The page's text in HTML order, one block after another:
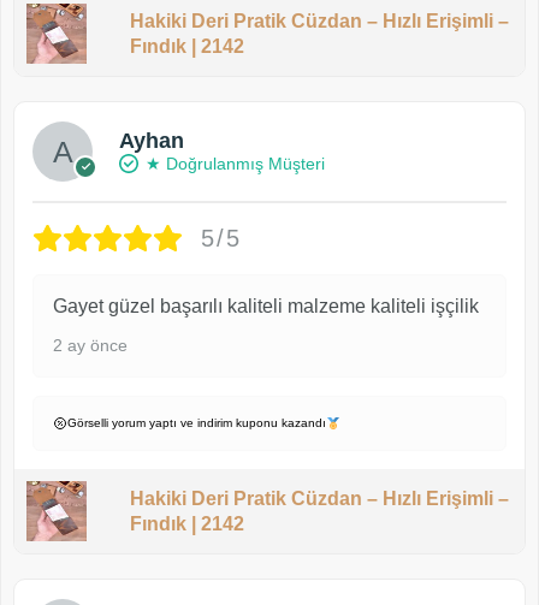
Hakiki Deri Pratik Cüzdan – Hızlı Erişimli –
Fındık | 2142
Ayhan
★ Doğrulanmış Müşteri
5/5
Gayet güzel başarılı kaliteli malzeme kaliteli işçilik
2 ay önce
Görselli yorum yaptı ve indirim kuponu kazandı
Hakiki Deri Pratik Cüzdan – Hızlı Erişimli –
Fındık | 2142